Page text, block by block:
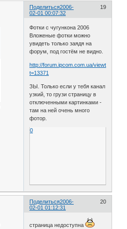
Поделиться 19
2006-
02-01 00:07:32
Фотки с чугункона 2006
Вложеные фотки можно
увидеть только заядя на
форум, под гостём не видно.
http://forum.ipcom.com.ua/
t=13371
ЗЫ. Только если у тебя канал
узкий, то грузи страницу в
отключенными картинками -
там на ней очень много
фотор.
0
Поделиться 20
2006-
02-01 01:12:31
страница недоступна